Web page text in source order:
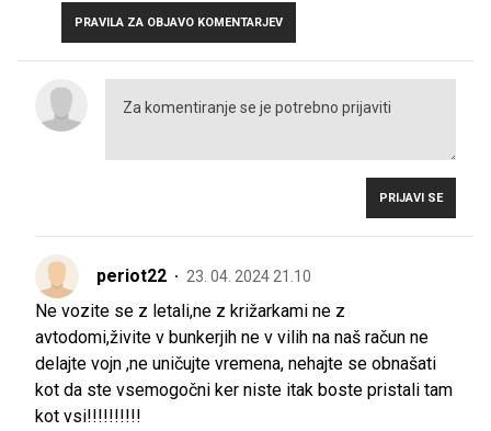
PRAVILA ZA OBJAVO KOMENTARJEV
PRIJAVI SE
periot22 23. 04. 2024 21.10
Ne vozite se z letali,ne z križarkami ne z
avtodomi,živite v bunkerjih ne v vilih na naš račun ne
delajte vojn ,ne uničujte vremena, nehajte se obnašati
kot da ste vsemogočni ker niste itak boste pristali tam
kot vsi!!!!!!!!!!